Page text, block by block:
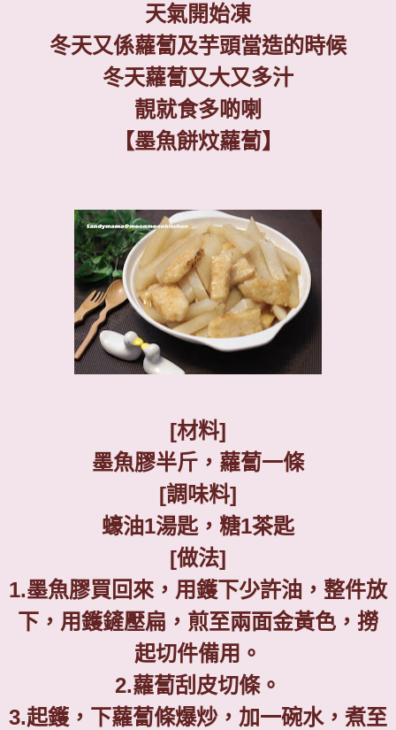
天氣開始凍
冬天又係蘿蔔及芋頭當造的時候
冬天蘿蔔又大又多汁
靚就食多啲喇
【墨魚餅炆蘿蔔】
[材料]
墨魚膠半斤，蘿蔔一條
[調味料]
蠔油1湯匙，糖1茶匙
[做法]
1.墨魚膠買回來，用鑊下少許油，整件放
下，用鑊鏟壓扁，煎至兩面金黃色，撈
起切件備用。
2.蘿蔔刮皮切條。
3.起鑊，下蘿蔔條爆炒，加一碗水，煮至